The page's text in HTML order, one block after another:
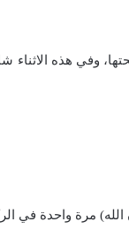
صحتها، وفي هذه